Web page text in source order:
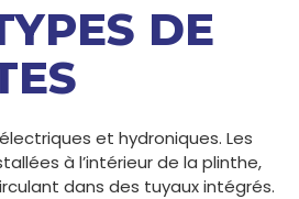
DE
et hydroniques. Les
à l’intérieur de la plinthe,
dans des tuyaux intégrés.